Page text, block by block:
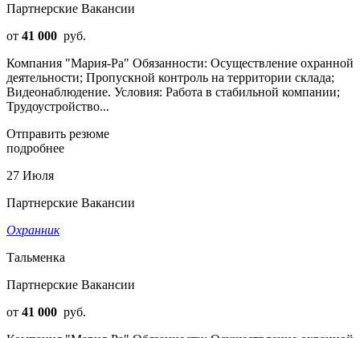
Партнерские Вакансии
от 41 000 руб.
Компания "Мария-Ра" Обязанности: Осуществление охранной
деятельности; Пропускной контроль на территории склада;
Видеонаблюдение. Условия: Работа в стабильной компании;
Трудоустройство...
Отправить резюме
подробнее
27 Июля
Партнерские Вакансии
Охранник
Тальменка
Партнерские Вакансии
от 41 000 руб.